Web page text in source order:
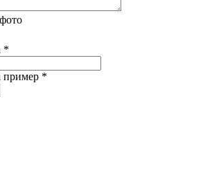
*
пример *